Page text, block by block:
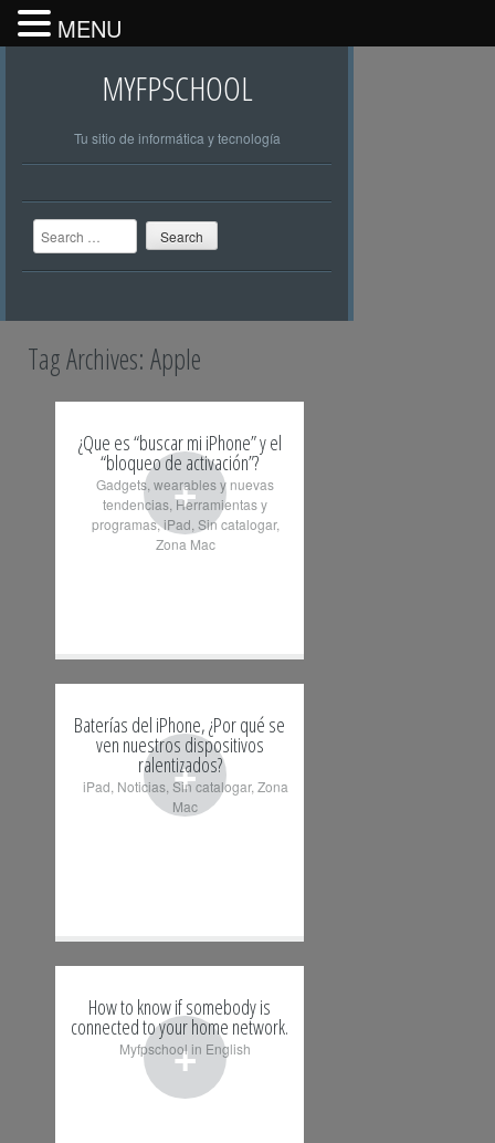
MYFPSCHOOL
Tu sitio de informática y tecnología
Search
Tag Archives: Apple
+
¿Que es “buscar mi iPhone” y el
“bloqueo de activación”?
Gadgets, wearables y nuevas
tendencias ,Herramientas y
programas,iPad Sin catalogar,
Zona Mac
+
Baterías del iPhone, ¿Por qué se
ven nuestros dispositivos
ralentizados?
iPad Noticias, Sin catalogar, Zona
Mac
+
How to know if somebody is
connected to your home network.
Myfpschool in English
MENU